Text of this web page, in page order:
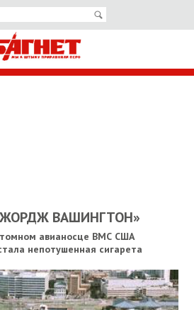
ВАШИНГТОН»
авианосце ВМС США
непотушенная сигарета